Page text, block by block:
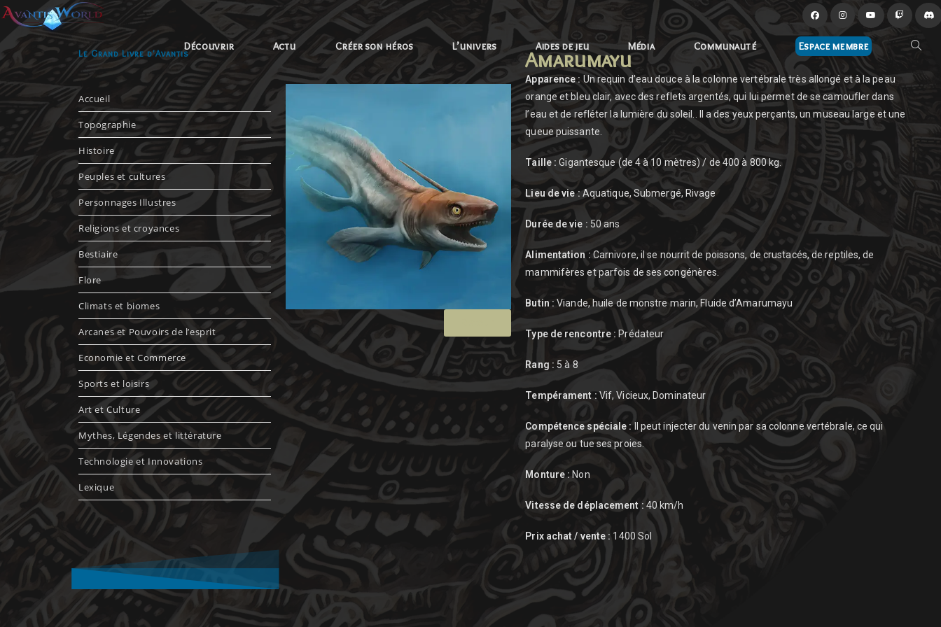
Découvrir Actu Créer son héros L’univers Aides de jeu Média Communauté Espace membre
Le Grand Livre d'Avantis
Accueil
Topographie
Histoire
Peuples et cultures
Personnages Illustres
Religions et croyances
Bestiaire
Flore
Climats et biomes
Arcanes et Pouvoirs de l’esprit
Economie et Commerce
Sports et loisirs
Art et Culture
Mythes, Légendes et littérature
Technologie et Innovations
Lexique
Amarumayu
Apparence : Un requin d’eau douce à la colonne vertébrale très allongé et à la peau
orange et bleu clair, avec des reflets argentés, qui lui permet de se camoufler dans
l’eau et de refléter la lumière du soleil.. Il a des yeux perçants, un museau large et une
queue puissante.
Taille : Gigantesque(de 4 à 10 mètres) / de 400 à 800 kg.
Lieu de vie :Aquatique, Submergé, Rivage
Durée de vie : 50 ans
Alimentation : Carnivore, il se nourrit de poissons, de crustacés, de reptiles, de
mammifères et parfois de ses congénères.
Butin : Viande, huile de monstre marin, Fluide d’Amarumayu
Type de rencontre : Prédateur
Rang : 5 à 8
Tempérament :Vif, Vicieux, Dominateur
Compétence spéciale : Il peut injecter du venin par sa colonne vertébrale, ce qui
paralyse ou tue ses proies.
Monture : Non
Vitesse de déplacement : 40 km/h
Prix achat / vente :1400 Sol